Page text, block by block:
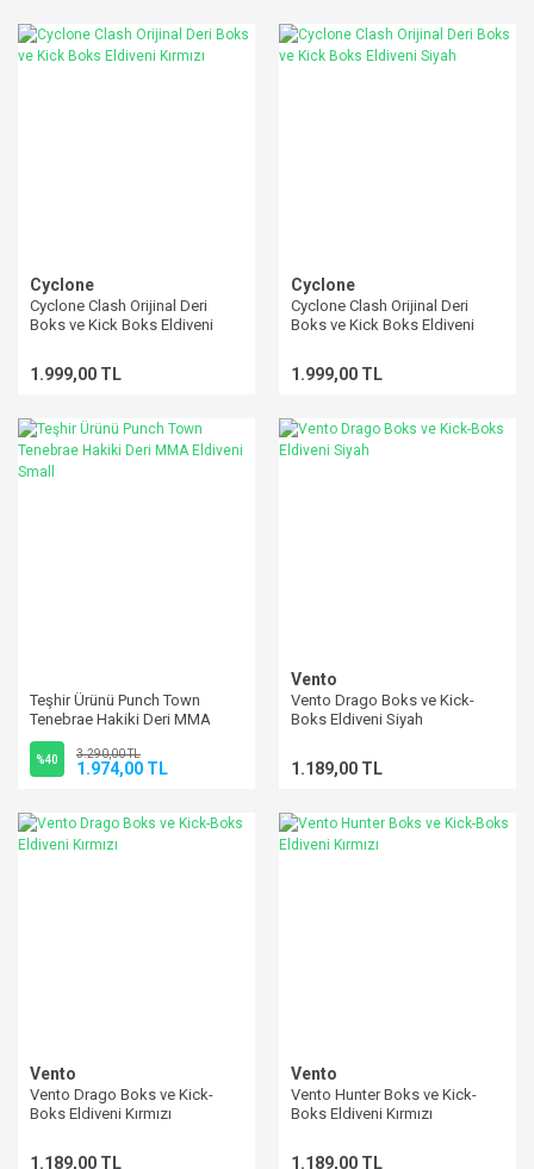
Cyclone
Cyclone Clash Orijinal Deri
Boks ve Kick Boks Eldiveni
1.999,00 TL
Cyclone
Cyclone Clash Orijinal Deri
Boks ve Kick Boks Eldiveni
1.999,00 TL
Teşhir Ürünü Punch Town
Tenebrae Hakiki Deri MMA
Eldiveni Small
%40 3.290,00 TL
1.974,00 TL
Vento
Vento Drago Boks ve Kick-
Boks Eldiveni Siyah
1.189,00 TL
Vento
Vento Drago Boks ve Kick-
Boks Eldiveni Kırmızı
1.189,00 TL
Vento
Vento Hunter Boks ve Kick-
Boks Eldiveni Kırmızı
1.189,00 TL